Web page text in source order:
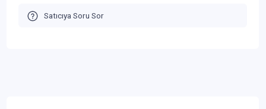
Satıcıya Soru Sor